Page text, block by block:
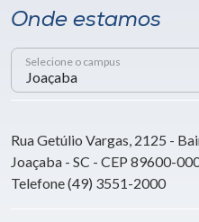
Onde estamos
Selecione o campus
Rua Getúlio Vargas, 2125 -
Joaçaba - SC - CEP 89600-
Telefone (49) 3551-2000